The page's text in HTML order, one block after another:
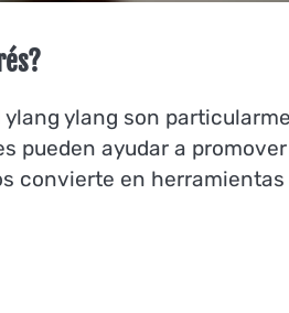
ylang son
pueden ayudar a
convierte en herramientas